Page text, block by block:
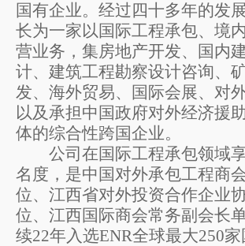
国有企业。经过四十多年的发
长为一家以国际工程承包、境
营业务，集房地产开发、国内
计、建筑工程勘察设计咨询、
发、海外贸易、国际会展、对
以及承担中国政府对外经济援
体的综合性跨国企业。
公司在国际工程承包领域
名度，是中国对外承包工程商
位、江西省对外投资合作企业
位、江西国际商会常务副会长
续22年入选ENR全球最大250